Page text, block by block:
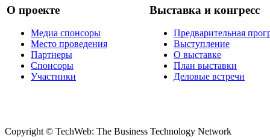
О проекте
Медиа спонсоры
Место проведения
Партнеры
Спонсоры
Участники
Выставка и конгресс
Предварительная
Выступление
О выставке
План выставки
Деловые встречи
Copyright © TechWeb: The Business Technology Network